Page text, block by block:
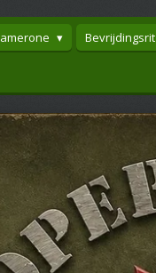
Bevrijdingsrit